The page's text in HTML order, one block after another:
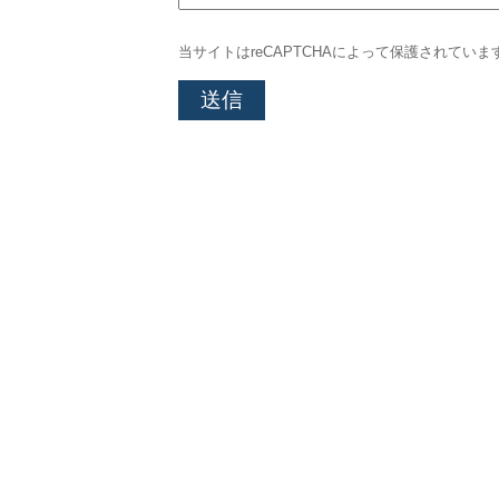
当サイトはreCAPTCHAによって保護されていま